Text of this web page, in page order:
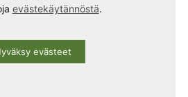
evästekäytännöstä.
evästeet